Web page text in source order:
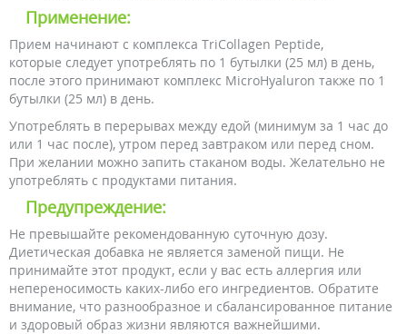
Применение:
Прием начинают с комплекса TriCollagen Peptide,
которые следует употреблять по 1 бутылки (25 мл) в день,
после этого принимают комплекс MicroHyaluron также по 1
бутылки (25 мл) в день.
Употреблять в перерывах между едой (минимум за 1 час до
или 1 час после), утром перед завтраком или перед сном.
При желании можно запить стаканом воды. Желательно не
употреблять с продуктами питания.
Предупреждение:
Не превышайте рекомендованную суточную дозу.
Диетическая добавка не является заменой пищи. Не
принимайте этот продукт, если у вас есть аллергия или
непереносимость каких-либо его ингредиентов. Обратите
внимание, что разнообразное и сбалансированное питание
и здоровый образ жизни являются важнейшими.